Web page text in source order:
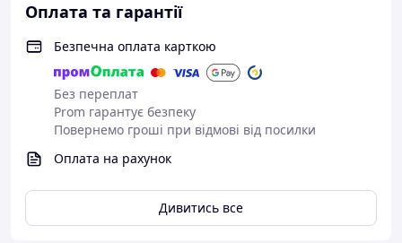
Оплата та гарантії
Безпечна оплата карткою
Без переплат
Prom гарантує безпеку
Повернемо гроші при відмові від посилки
Оплата на рахунок
Дивитись все